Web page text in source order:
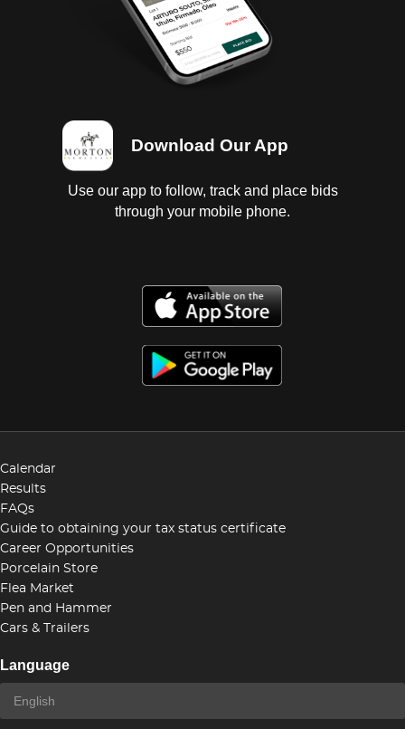
Download Our App
Use our app to follow, track and place bids
through your mobile phone.
Calendar
Results
FAQs
Guide to obtaining your tax status certificate
Career Opportunities
Porcelain Store
Flea Market
Pen and Hammer
Cars & Trailers
Language